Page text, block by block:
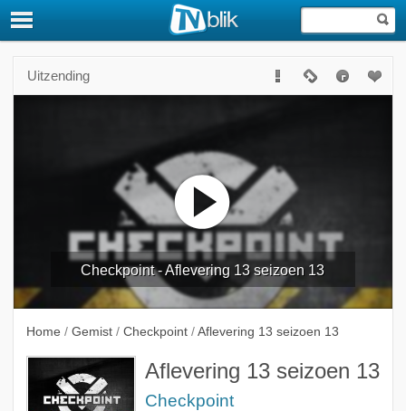
Uitzending
Checkpoint - Aflevering 13 seizoen 13
Home / Gemist / Checkpoint / Aflevering 13 seizoen 13
Aflevering 13 seizoen 13
Checkpoint